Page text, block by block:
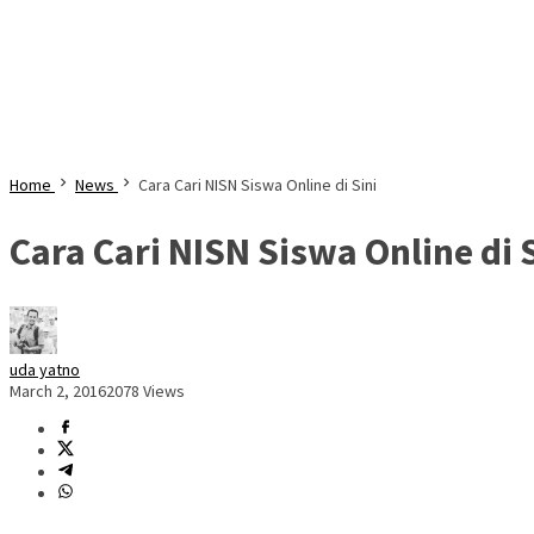
Home News Cara Cari NISN Siswa Online di Sini
Cara Cari NISN Siswa Online di
uda yatno
March 2, 20162078 Views